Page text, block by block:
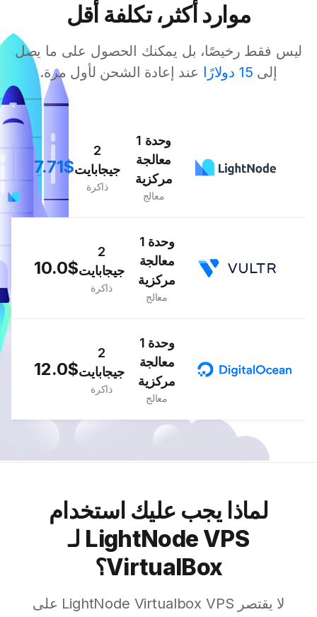
موارد أكثر، تكلفة أقل
ليس فقط رخيصًا، بل يمكنك الحصول على ما يصل
إلى 15 دولارًا عند إعادة الشحن لأول مرة.
7.71$
2
جيجابايت
ذاكرة
1 وحدة
معالجة
مركزية
معالج
10.0$
2
جيجابايت
ذاكرة
1 وحدة
معالجة
مركزية
معالج
12.0$
2
جيجابايت
ذاكرة
1 وحدة
معالجة
مركزية
معالج
لماذا يجب عليك استخدام
LightNode VPS لـ
VirtualBox؟
لا يقتصر LightNode Virtualbox VPS على